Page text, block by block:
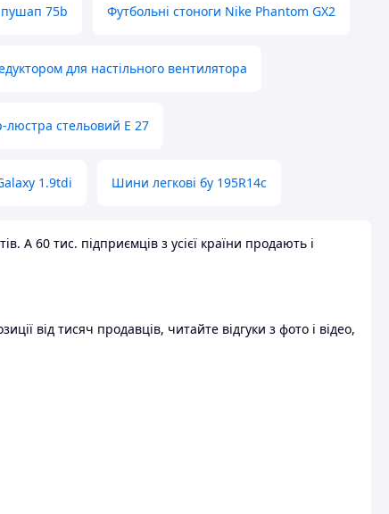
пушап 75b Футбольні стоноги Nike Phantom GX2
для настільного вентилятора
люстра стельовий E 27
1.9tdi Шини легкові бу 195R14c
А 60 тис. підприємців з усієї країни продають і
від тисяч продавців, читайте відгуки з фото і відео,